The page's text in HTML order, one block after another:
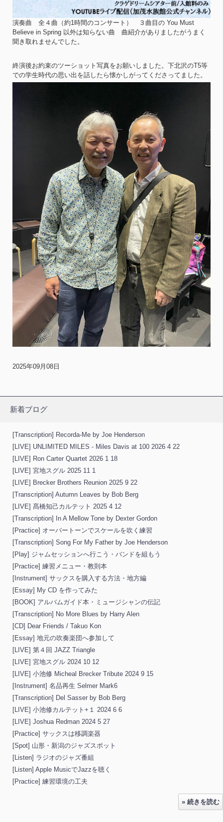
演奏曲 全４曲（約1時間のコンサート） ３曲目の You Must
Believe in Spring 以外は知らない曲 曲紹介がありましたがうまく
聞き取れませんでした。
終演後お約束のツーショット写真をお願いしました。下北沢のT5等
での学生時代の思い出を話したら懐かしがってくださってました。
2025年09月08日
新着ブログ
[Transcription] Recorda-Me by Joe Henderson
[LIVE] UNLIMITED MILES - Miles Davis at 100 2026 4 22
[LIVE] Ron Carter Quartet 2026 1 18
[LIVE] 宮地スグル 2025 11 1
[LIVE] Brecker Brothers Reunion 2025 9 22
[Transcription] Autumn Leaves by Bob Berg
[LIVE] 髙橋知己カルテット 2025 4 12
[Transcription] In A Mellow Tone by Dexter Gordon
[Practice] オーバートーンでスケールを吹く練習
[Transcription] Song For My Father by Joe Henderson
[Play] ジャムセッションへ行こう・バンドを組もう
[Practice] 練習メニュー・教則本
[Instrument] サックスを購入する方法・地方編
[Essay] My CD を作ってみた
[BOOK] アルバムガイド本・ミュージシャンの伝記
[Transcription] No More Blues by Harry Alen
[CD] Dear Friends / Takuo Kon
[Essay] 地元の吹奏楽団へ参加して
[LIVE] 第４回 JAZZ Triangle
[LIVE] 宮地スグル 2024 10 12
[LIVE] 小池修 Micheal Brecker Tribute 2024 9 15
[Instrument] 名品再生 Selmer Mark6
[Transcription] Del Sasser by Bob Berg
[LIVE] 小池修カルテット+１ 2024 6 6
[LIVE] Joshua Redman 2024 5 27
[Practice] サックスは移調楽器
[Spot] 山形・新潟のジャズスポット
[Listen] ラジオのジャズ番組
[Listen] Apple MusicでJazzを聴く
[Practice] 練習環境の工夫
» 続きを読む